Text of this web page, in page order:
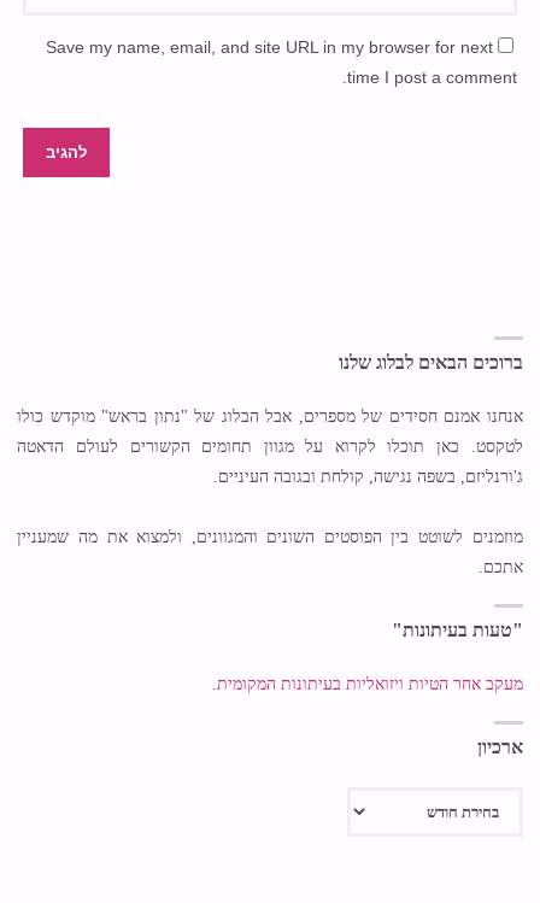
Save my name, email, and site URL in my browser for next
time I post a comment.
ברוכים הבאים לבלוג שלנו
אנחנו אמנם חסידים של מספרים, אבל הבלוג של "נתון בראש" מוקדש כולו
לטקסט. כאן תוכלו לקרוא על מגוון תחומים הקשורים לעולם הדאטה
ג'ורנליזם, בשפה נגישה, קולחת ובגובה העיניים.
מוזמנים לשוטט בין הפוסטים השונים והמגוונים, ולמצוא את מה שמעניין
אתכם.
"טעות בעיתונות"
מעקב אחר הטיות ויזואליות בעיתונות המקומית.
ארכיון